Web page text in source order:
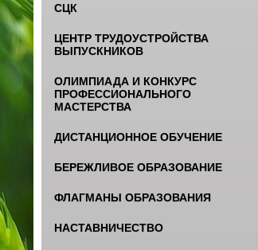
СЦК
ЦЕНТР ТРУДОУСТРОЙСТВА
ВЫПУСКНИКОВ
ОЛИМПИАДА И КОНКУРС
ПРОФЕССИОНАЛЬНОГО
МАСТЕРСТВА
ДИСТАНЦИОННОЕ ОБУЧЕНИЕ
БЕРЕЖЛИВОЕ ОБРАЗОВАНИЕ
ФЛАГМАНЫ ОБРАЗОВАНИЯ
НАСТАВНИЧЕСТВО